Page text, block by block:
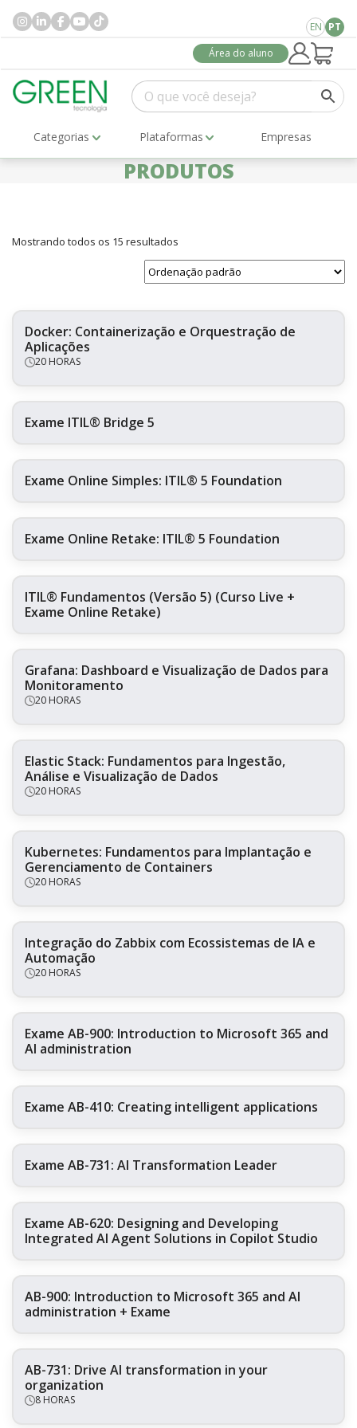
EN PT
Área do aluno
Categorias Plataformas Empresas
PRODUTOS
Mostrando todos os 15 resultados
Docker: Containerização e Orquestração de
Aplicações
20 HORAS
Exame ITIL® Bridge 5
Exame Online Simples: ITIL® 5 Foundation
Exame Online Retake: ITIL® 5 Foundation
ITIL® Fundamentos (Versão 5) (Curso Live +
Exame Online Retake)
Grafana: Dashboard e Visualização de Dados para
Monitoramento
20 HORAS
Elastic Stack: Fundamentos para Ingestão,
Análise e Visualização de Dados
20 HORAS
Kubernetes: Fundamentos para Implantação e
Gerenciamento de Containers
20 HORAS
Integração do Zabbix com Ecossistemas de IA e
Automação
20 HORAS
Exame AB-900: Introduction to Microsoft 365 and
AI administration
Exame AB-410: Creating intelligent applications
Exame AB-731: AI Transformation Leader
Exame AB-620: Designing and Developing
Integrated AI Agent Solutions in Copilot Studio
AB-900: Introduction to Microsoft 365 and AI
administration + Exame
AB-731: Drive AI transformation in your
organization
8 HORAS